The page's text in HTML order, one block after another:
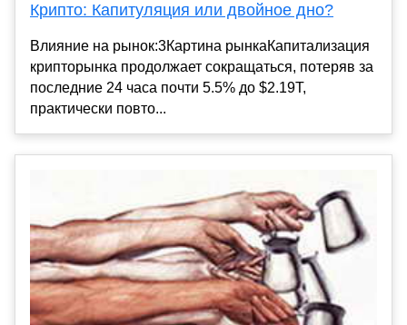
Крипто: Капитуляция или двойное дно?
Влияние на рынок:3Картина рынкаКапитализация
крипторынка продолжает сокращаться, потеряв за
последние 24 часа почти 5.5% до $2.19T,
практически повто...